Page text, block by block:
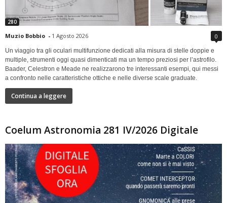
280
Muzio Bobbio - 1 Agosto 2026 0
Un viaggio tra gli oculari multifunzione dedicati alla misura di stelle doppie e
multiple, strumenti oggi quasi dimenticati ma un tempo preziosi per l’astrofilo.
Baader, Celestron e Meade ne realizzarono tre interessanti esempi, qui messi
a confronto nelle caratteristiche ottiche e nelle diverse scale graduate.
Continua a leggere
Coelum Astronomia 281 IV/2026 Digitale